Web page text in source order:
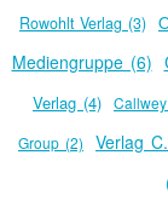
Rowohlt Verlag (3)
Mediengruppe (6)
Verlag (4)
Group (2)
Verlag